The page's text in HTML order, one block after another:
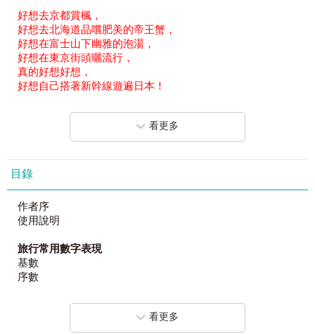
好想去京都賞楓，
好想去北海道品嚐肥美的帝王蟹，
好想在富士山下幽雅的泡湯，
好想在東京街頭曬流行，
真的好想好想，
好想自己搭著新幹線遊遍日本！
你曾想去日本玩，卻又擔心不會日文嗎？
你曾遇到日本人卻總是支支吾吾好尷尬嗎？
你每次都跟團或拖著會日文的朋友一起去日本嗎？
美好的日本之旅就從《一個人用日文去旅行》開始。
《一個人用日文去旅行》專為無法說出一句日文的人所設
計，
第一本「完全圖解」、「手指日文」旅遊會話書！！
就算日文不好，也可以一個人用日文去旅行！
享受一個人的旅行就是這麼簡單！
看更多
目錄
作者序
使用說明
旅行常用數字表現
基數
序數
看更多